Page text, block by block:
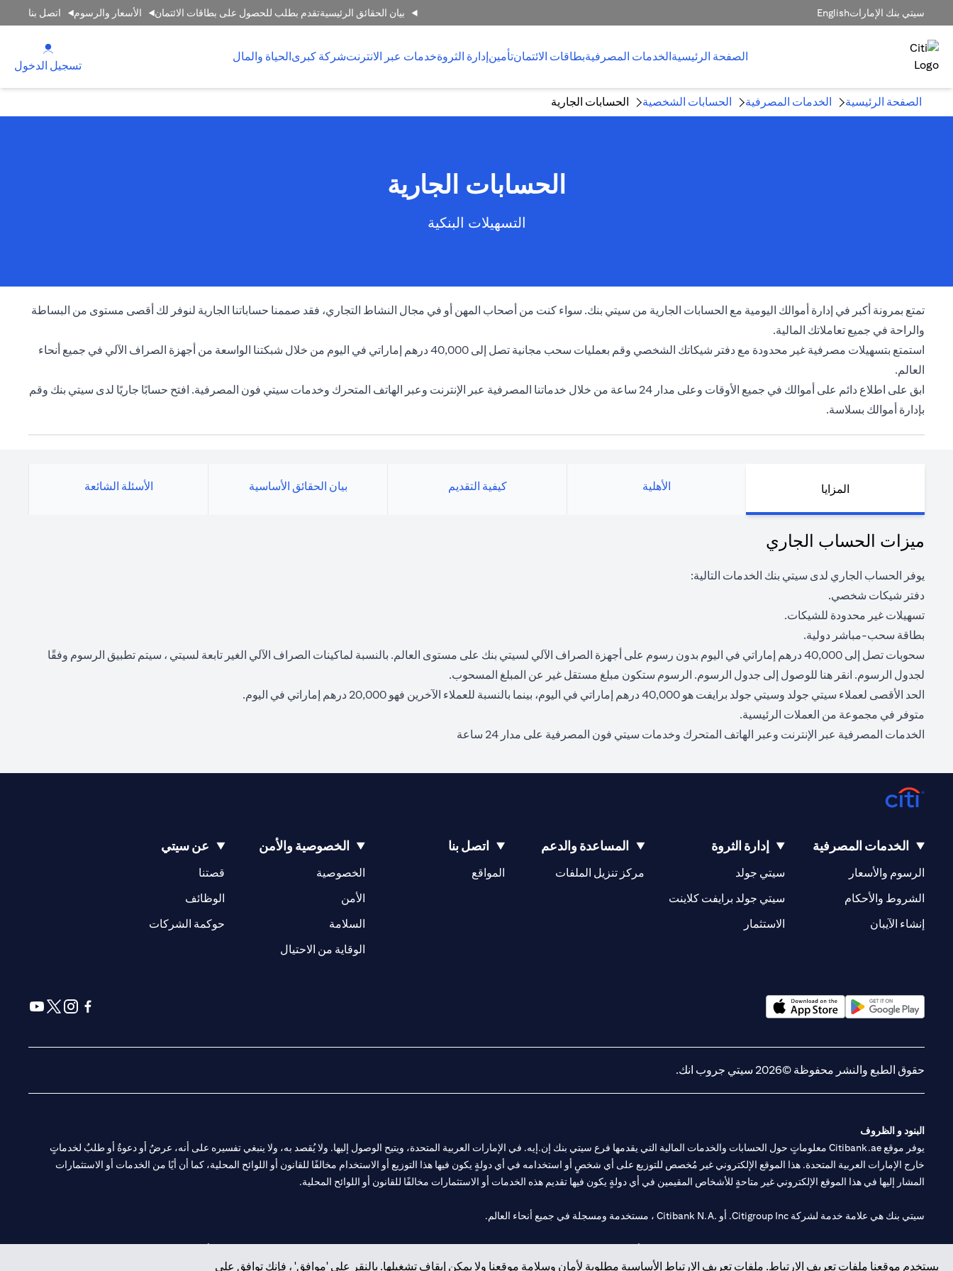
سيتي بنك الإماراتEnglish بيان الحقائق الرئيسيةتقدم بطلب للحصول على بطاقات الائتمان الأسعار والرسوم اتصل بنا
الصفحة الرئيسيةالخدمات المصرفيةبطاقات الائتمانتأمينإدارة الثروةخدمات عبر الانترنتشركة كبرىالحياة والمال
تسجيل الدخول
الصفحة الرئيسية الخدمات المصرفية الحسابات الشخصية الحسابات الجارية
الحسابات الجارية
التسهيلات البنكية
تمتع بمرونة أكبر في إدارة أموالك اليومية مع الحسابات الجارية من سيتي بنك. سواء كنت من أصحاب المهن أو في مجال النشاط التجاري، فقد صممنا حساباتنا الجارية لنوفر لك أقصى مستوى من البساطة
والراحة في جميع تعاملاتك المالية.
استمتع بتسهيلات مصرفية غير محدودة مع دفتر شيكاتك الشخصي وقم بعمليات سحب مجانية تصل إلى 40,000 درهم إماراتي في اليوم من خلال شبكتنا الواسعة من أجهزة الصراف الآلي في جميع أنحاء
العالم.
ابق على اطلاع دائم على أموالك في جميع الأوقات وعلى مدار 24 ساعة من خلال خدماتنا المصرفية عبر الإنترنت وعبر الهاتف المتحرك وخدمات سيتي فون المصرفية. افتح حسابًا جاريًا لدى سيتي بنك وقم
بإدارة أموالك بسلاسة.
المزايا الأهلية كيفية التقديم بيان الحقائق الأساسية الأسئلة الشائعة
ميزات الحساب الجاري
يوفر الحساب الجاري لدى سيتي بنك الخدمات التالية:
دفتر شيكات شخصي.
تسهيلات غير محدودة للشيكات.
بطاقة سحب-مباشر دولية.
سحوبات تصل إلى 40,000 درهم إماراتي في اليوم بدون رسوم على أجهزة الصراف الآلي لسيتي بنك على مستوى العالم. بالنسبة لماكينات الصراف الآلي الغير تابعة لسيتي ، سيتم تطبيق الرسوم وفقًا
لجدول الرسوم. انقر هنا للوصول إلى جدول الرسوم. الرسوم ستكون مبلغ مستقل غير عن المبلغ المسحوب.
الحد الأقصى لعملاء سيتي جولد وسيتي جولد برايفت هو 40,000 درهم إماراتي في اليوم، بينما بالنسبة للعملاء الآخرين فهو 20,000 درهم إماراتي في اليوم.
متوفر في مجموعة من العملات الرئيسية.
الخدمات المصرفية عبر الإنترنت وعبر الهاتف المتحرك وخدمات سيتي فون المصرفية على مدار 24 ساعة
يستخدم موقعنا ملفات تعريف الارتباط. ملفات تعريف الارتباط الأساسية مطلوبة لأمان وسلامة موقعنا ولا يمكن إيقاف تشغيلها. بالنقر على 'موافق' ، فإنك توافق على
الخدمات المصرفية
الرسوم والأسعار
الشروط والأحكام
إنشاء الآيبان
إدارة الثروة
سيتي جولد
سيتي جولد برايفت كلاينت
الاستثمار
المساعدة والدعم
مركز تنزيل الملفات
اتصل بنا
المواقع
(opens in a new tab)
الخصوصية والأمن
الخصوصية
الأمن
السلامة
الوقاية من الاحتيال
عن سيتي
قصتنا
(opens in a new tab)
الوظائف
(opens in a new tab)
حوكمة الشركات
(opens in a new tab)
حقوق الطبع والنشر محفوظة ©2026 سيتي جروب انك.
البنود و الظروف
يوفر موقع Citibank.ae معلوماتٍ حول الحسابات والخدمات المالية التي يقدمها فرع سيتي بنك إن.إيه. في الإمارات العربية المتحدة، ويتيح الوصول إليها. ولا يُقصد به، ولا ينبغي تفسيره على أنه، عرضٌ أو دعوةٌ أو طلبٌ لخدماتٍ
خارج الإمارات العربية المتحدة. هذا الموقع الإلكتروني غير مُخصص للتوزيع على أي شخصٍ أو استخدامه في أي دولةٍ يكون فيها هذا التوزيع أو الاستخدام مخالفًا للقانون أو اللوائح المحلية، كما أن أيًا من الخدمات أو الاستثمارات
المشار إليها في هذا الموقع الإلكتروني غير متاحةٍ للأشخاص المقيمين في أي دولةٍ يكون فيها تقديم هذه الخدمات أو الاستثمارات مخالفًا للقانون أو اللوائح المحلية.
سيتي بنك هي علامة خدمة لشركة Citigroup Inc. أو .Citibank N.A ، مستخدمة ومسجلة في جميع أنحاء العالم.
فرع سيتي بنك إن إيه - الإمارات العربية المتحدة مرخص من مصرف الإمارات العربية المتحدة المركزي كفرع لبنك أجنبي.